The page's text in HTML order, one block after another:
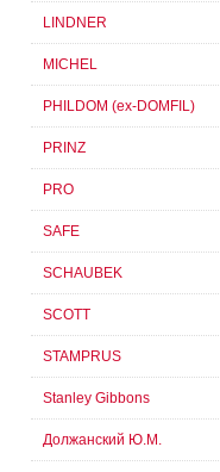
LINDNER
MICHEL
PHILDOM (ex-DOMFIL)
PRINZ
PRO
SAFE
SCHAUBEK
SCOTT
STAMPRUS
Stanley Gibbons
Должанский Ю.М.